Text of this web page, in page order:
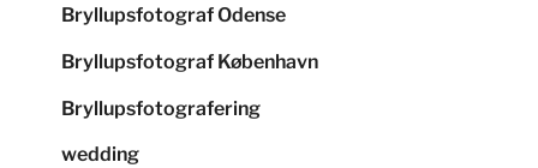
Bryllupsfotograf Odense
Bryllupsfotograf København
Bryllupsfotografering
wedding